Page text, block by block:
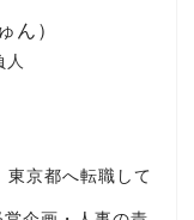
人
ん）
東京都へ転職して